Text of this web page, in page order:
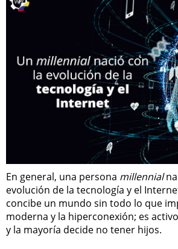
En general, una persona millennial
evolución de la tecnología y el
concibe un mundo sin todo lo que
moderna y la hiperconexión; es
y la mayoría decide no tener hijos.